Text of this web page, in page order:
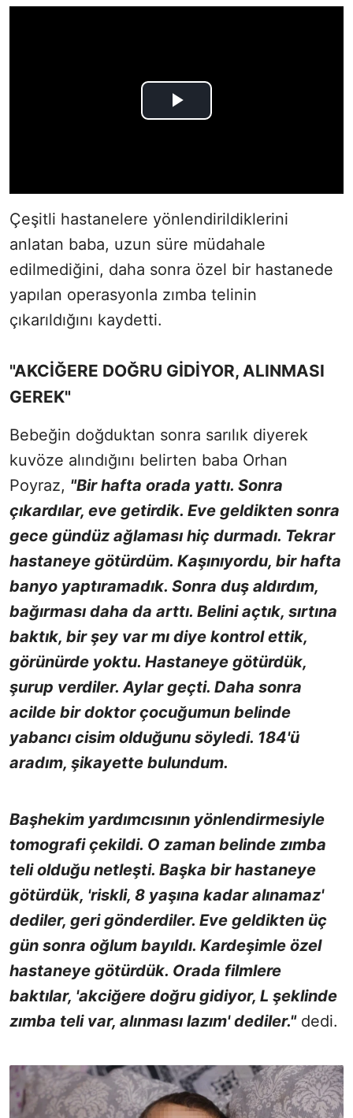
Çeşitli hastanelere yönlendirildiklerini
anlatan baba, uzun süre müdahale
edilmediğini, daha sonra özel bir hastanede
yapılan operasyonla zımba telinin
çıkarıldığını kaydetti.
"AKCİĞERE DOĞRU GİDİYOR, ALINMASI
GEREK"
Bebeğin doğduktan sonra sarılık diyerek
kuvöze alındığını belirten baba Orhan
Poyraz, "Bir hafta orada yattı. Sonra
çıkardılar, eve getirdik. Eve geldikten sonra
gece gündüz ağlaması hiç durmadı. Tekrar
hastaneye götürdüm. Kaşınıyordu, bir hafta
banyo yaptıramadık. Sonra duş aldırdım,
bağırması daha da arttı. Belini açtık, sırtına
baktık, bir şey var mı diye kontrol ettik,
görünürde yoktu. Hastaneye götürdük,
şurup verdiler. Aylar geçti. Daha sonra
acilde bir doktor çocuğumun belinde
yabancı cisim olduğunu söyledi. 184'ü
aradım, şikayette bulundum.
Başhekim yardımcısının yönlendirmesiyle
tomografi çekildi. O zaman belinde zımba
teli olduğu netleşti. Başka bir hastaneye
götürdük, 'riskli, 8 yaşına kadar alınamaz'
dediler, geri gönderdiler. Eve geldikten üç
gün sonra oğlum bayıldı. Kardeşimle özel
hastaneye götürdük. Orada filmlere
baktılar, 'akciğere doğru gidiyor, L şeklinde
zımba teli var, alınması lazım' dediler."dedi.